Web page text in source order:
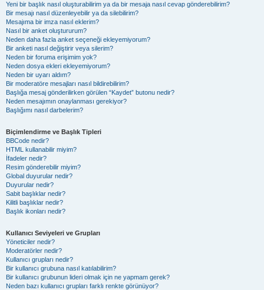
Yeni bir başlık nasıl oluşturabilirim ya da bir mesaja nasıl cevap gönderebilirim?
Bir mesajı nasıl düzenleyebilir ya da silebilirim?
Mesajıma bir imza nasıl eklerim?
Nasıl bir anket oluştururum?
Neden daha fazla anket seçeneği ekleyemiyorum?
Bir anketi nasıl değiştirir veya silerim?
Neden bir foruma erişimim yok?
Neden dosya ekleri ekleyemiyorum?
Neden bir uyarı aldım?
Bir moderatöre mesajları nasıl bildirebilirim?
Başlığa mesaj gönderilirken görülen “Kaydet” butonu nedir?
Neden mesajımın onaylanması gerekiyor?
Başlığımı nasıl darbelerim?
Biçimlendirme ve Başlık Tipleri
BBCode nedir?
HTML kullanabilir miyim?
İfadeler nedir?
Resim gönderebilir miyim?
Global duyurular nedir?
Duyurular nedir?
Sabit başlıklar nedir?
Kilitli başlıklar nedir?
Başlık ikonları nedir?
Kullanıcı Seviyeleri ve Grupları
Yöneticiler nedir?
Moderatörler nedir?
Kullanıcı grupları nedir?
Bir kullanıcı grubuna nasıl katılabilirim?
Bir kullanıcı grubunun lideri olmak için ne yapmam gerek?
Neden bazı kullanıcı grupları farklı renkte görünüyor?